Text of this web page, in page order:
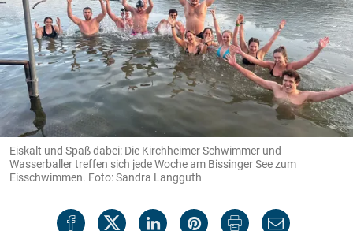
Eiskalt und Spaß dabei: Die Kirchheimer Schwimmer und
Wasserballer treffen sich jede Woche am Bissinger See zum
Eisschwimmen. Foto: Sandra Langguth